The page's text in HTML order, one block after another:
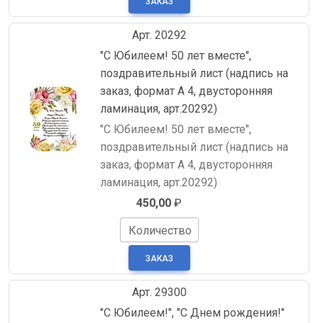
Арт. 20292
"С Юбилеем! 50 лет вместе",
поздравительный лист (надпись на
заказ, формат А 4, двусторонняя
ламинация, арт.20292)
"С Юбилеем! 50 лет вместе",
поздравительный лист (надпись на
заказ, формат А 4, двусторонняя
ламинация, арт.20292)
450,00 ₽
Количество
Арт. 29300
"С Юбилеем!", "С Днем рождения!"